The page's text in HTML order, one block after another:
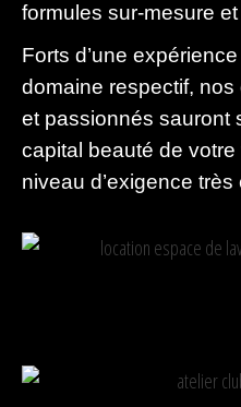
formules sur-mesure
Forts d’une
domaine respectif,
et passionnés sauront
capital beauté de
niveau d’exigence très